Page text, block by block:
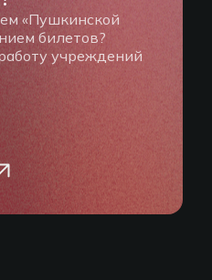
«Пушкинской
билетов?
учреждений